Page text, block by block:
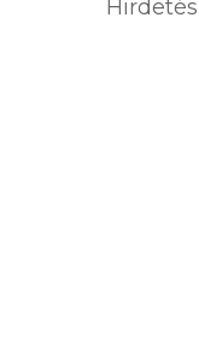
Hirdetés